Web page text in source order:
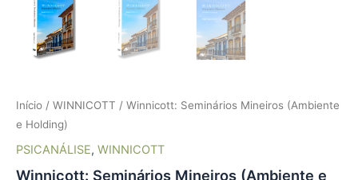
Início / WINNICOTT / Winnicott: Seminários Mineiros (Ambiente
e Holding)
PSICANÁLISE, WINNICOTT
Winnicott: Seminários Mineiros (Ambiente e